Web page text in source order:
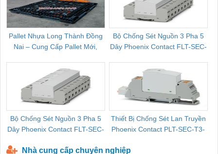
Pallet Nhựa Long Thành Đồng
Nai – Cung Cấp Pallet Mới,
Bộ Chống Sét Nguồn 3 Pha 5
Dây Phoenix Contact FLT-SEC-
Bộ Chống Sét Nguồn 3 Pha 5
Dây Phoenix Contact FLT-SEC-
Thiết Bị Chống Sét Lan Truyền
Phoenix Contact PLT-SEC-T3-
Nhà cung cấp chuyên nghiệp